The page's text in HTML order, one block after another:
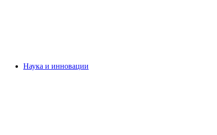
Наука и инновации